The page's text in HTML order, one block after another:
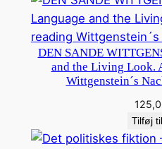
o
n
u
u
DEN SANDE
and the Living Look.
Wittgenstein´s
Tilføj